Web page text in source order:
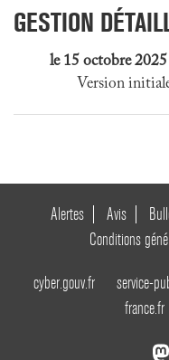
GESTION
le 15 octobre 2025
Version
Alertes Avis
Conditions
cyber.gouv.fr service-
france.fr